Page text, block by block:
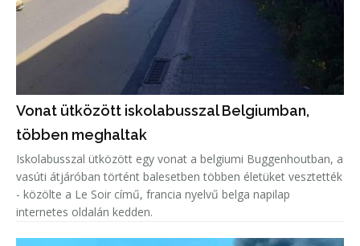
Vonat ütközött iskolabusszal Belgiumban,
többen meghaltak
Iskolabusszal ütközött egy vonat a belgiumi Buggenhoutban, a
vasúti átjáróban történt balesetben többen életüket vesztették
- közölte a Le Soir című, francia nyelvű belga napilap
internetes oldalán kedden.